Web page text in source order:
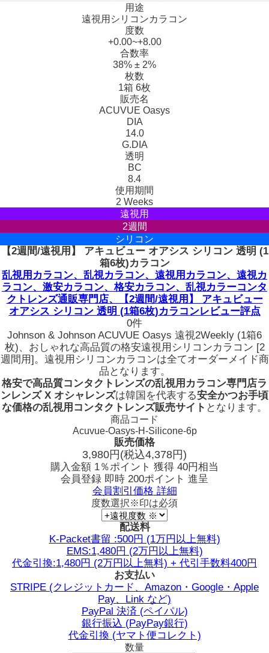
用途
遠視用シリコンカラコン
度数
+0.00~+8.00
合数率
38% ± 2%
枚数
1箱 6枚
販売名
ACUVUE Oasys
DIA
14.0
G.DIA
透明
BC
8.4
使用期間
2 Weeks
遠視用
2週間
シリコン
【2週間/遠視用】 アキュビュー オアシス シリコン 透明 (1
箱6枚)カラコン
乱視用カラコン、乱視カラコン、遠視用カラコン、遠視カ
ラコン、激安カラコン、格安カラコン、乱視カラーコンタ
クトレンズ通販専門店、【2週間/遠視用】 アキュビュー
オアシス シリコン 透明 (1箱6枚)カラコンレビュー評点
0件
Johnson & Johnson ACUVUE Oasys 遠視2Weekly (1箱6
枚)、おしゃれな高品質の格安遠視用シリコンカラコン [2
週間用]。遠視用シリコンカラコンは全てオーダーメイド商
品となります。
格安で高品質コンタクトレンズの乱視用カラコン専門店ラ
ンレンズ X オシャレンズは韓国を代表する安全かつお手頃
な価格の乱視用コンタクトレンズ販売サイト となります。
商品コード
Acuvue-Oasys-H-Silicone-6p
販売価格
3,980円(税込4,378円)
購入金額 1％ポイント 獲得 40円相当
会員登録 即時 200ポイント 進呈
会員割引価格 詳細
度数選択※印は必須
配送料
K-Packet書留 :500円 (1万円以上無料)
EMS:1,480円 (2万円以上無料)
代金引換:1,480円 (2万円以上無料) + 代引手数料400円
お支払い
STRIPE (クレジットカード、Amazon・Google・Apple
Pay、Link など)
PayPal 決済 (ペイパル)
銀行振込 (PayPay銀行)
代金引換 (ヤマト便コレクト)
数量